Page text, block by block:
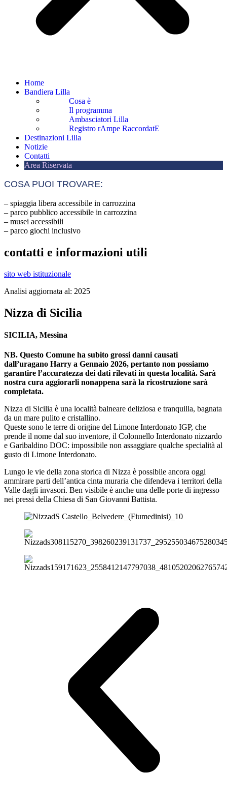
Home
Bandiera Lilla
Cosa è
Il programma
Ambasciatori Lilla
Registro rAmpe RaccordatE
Destinazioni Lilla
Notizie
Contatti
Area Riservata
COSA PUOI TROVARE:
– spiaggia libera accessibile in carrozzina
– parco pubblico accessibile in carrozzina
– musei accessibili
– parco giochi inclusivo
contatti e informazioni utili
sito web istituzionale
Analisi aggiornata al: 2025
Nizza di Sicilia
SICILIA, Messina
NB. Questo Comune ha subito grossi danni causati
dall’uragano Harry a Gennaio 2026, pertanto non possiamo
garantire l’accuratezza dei dati rilevati in questa località. Sarà
nostra cura aggiorarli nonappena sarà la ricostruzione sarà
completata.
Nizza di Sicilia è una località balneare deliziosa e tranquilla, bagnata
da un mare pulito e cristallino.
Queste sono le terre di origine del Limone Interdonato IGP, che
prende il nome dal suo inventore, il Colonnello Interdonato nizzardo
e Garibaldino DOC: impossibile non assaggiare qualche specialità al
gusto di Limone Interdonato.
Lungo le vie della zona storica di Nizza è possibile ancora oggi
ammirare parti dell’antica cinta muraria che difendeva i territori della
Valle dagli invasori. Ben visibile è anche una delle porte di ingresso
nei pressi della Chiesa di San Giovanni Battista.